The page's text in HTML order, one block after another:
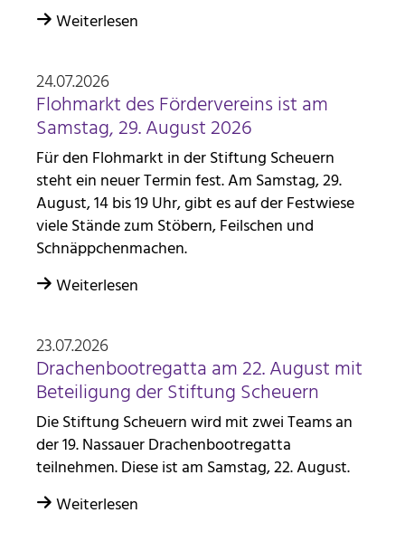
Weiterlesen
24.07.2026
Flohmarkt des Fördervereins ist am
Samstag, 29. August 2026
Für den Flohmarkt in der Stiftung Scheuern
steht ein neuer Termin fest. Am Samstag, 29.
August, 14 bis 19 Uhr, gibt es auf der Festwiese
viele Stände zum Stöbern, Feilschen und
Schnäppchenmachen.
Weiterlesen
23.07.2026
Drachenbootregatta am 22. August mit
Beteiligung der Stiftung Scheuern
Die Stiftung Scheuern wird mit zwei Teams an
der 19. Nassauer Drachenbootregatta
teilnehmen. Diese ist am Samstag, 22. August.
Weiterlesen
Seitenstatistik
Anbieter:
Zweck:
Seitenstatistik
Cookie Laufzeit:
Name:
_pk_ses, _pk_cvar, _pk_hsr
Anbieter:
Stiftung Scheuern
Zweck: